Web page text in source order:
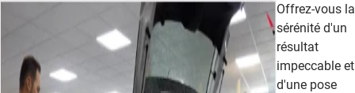
Offrez-vous la
sérénité d'un
résultat
impeccable et
d'une pose